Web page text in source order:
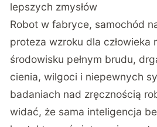
lepszych zmysłów
Robot w fabryce, samochód
proteza wzroku dla człowieka
środowisku pełnym brudu,
cienia, wilgoci i niepewnych
badaniach nad zręcznością
widać, że sama inteligencja